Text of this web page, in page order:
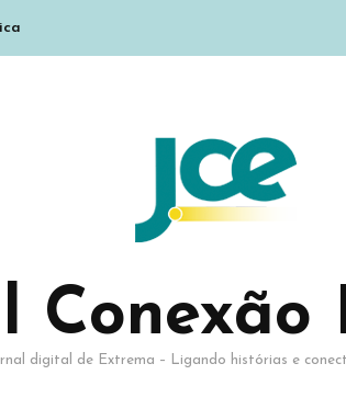
Conexão
digital de Extrema – Ligando histórias e